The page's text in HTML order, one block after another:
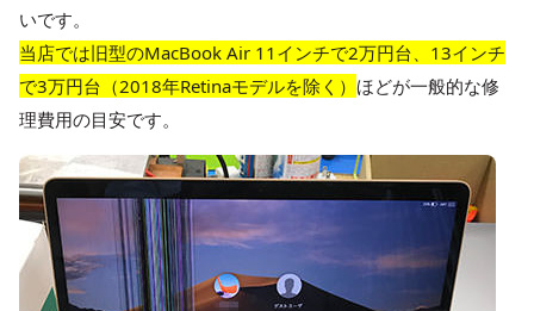
いです。
当店では旧型のMacBook Air 11インチで2万円台、13インチ
で3万円台（2018年Retinaモデルを除く） ほどが一般的な修
理費用の目安です。